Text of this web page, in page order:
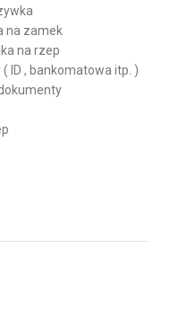
na zamek
na rzep
ID , bankomatowa itp. )